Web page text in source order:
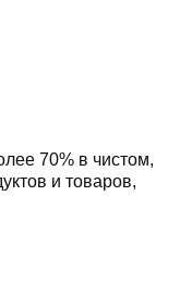
70% в чистом,
и товаров,